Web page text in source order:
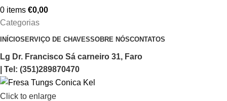
0 items €0,00
Categorias
INÍCIOSERVIÇO DE CHAVESSOBRE NÓSCONTATOS
Lg Dr. Francisco Sá carneiro 31, Faro
| Tel: (351)289870470
Click to enlarge